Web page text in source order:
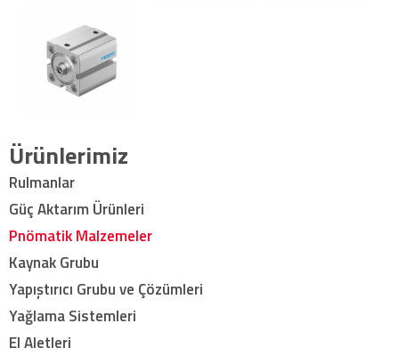
Ürünlerimiz
Rulmanlar
Güç Aktarım Ürünleri
Pnömatik Malzemeler
Kaynak Grubu
Yapıştırıcı Grubu ve Çözümleri
Yağlama Sistemleri
El Aletleri